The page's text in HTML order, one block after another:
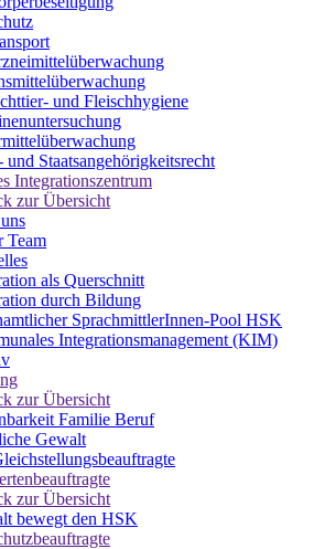
und Fleischhygiene
und Staatsangehörigkeitsrecht
Integrationszentrum
zur Übersicht
Team
als Querschnitt
durch Bildung
SprachmittlerInnen-Pool HSK
Integrationsmanagement (KIM)
zur Übersicht
Familie Beruf
Gewalt
zur Übersicht
bewegt den HSK